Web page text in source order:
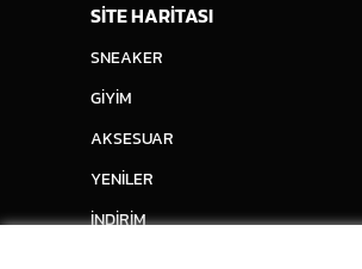
SİTE HARİTASI
SNEAKER
GİYİM
AKSESUAR
YENİLER
İNDİRİM